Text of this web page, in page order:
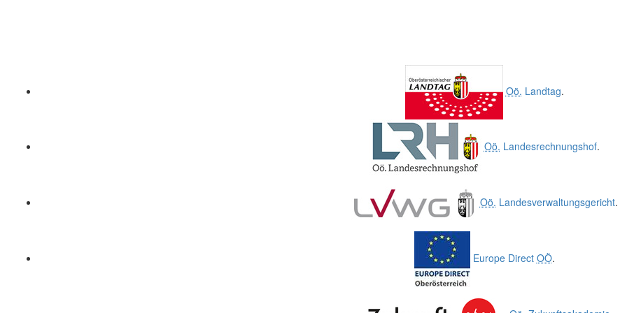
Oö. Landtag.
Oö. Landesrechnungshof.
Oö. Landesverwaltungsgericht.
Europe Direct OÖ.